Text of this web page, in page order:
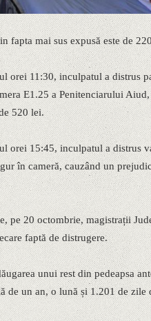
fapta mai sus expusă este de
orei 11:30, inculpatul a distrus
E1.25 a Penitenciarului
520 lei.
orei 15:45, inculpatul a distrus
în cameră, cauzând un
pe 20 octombrie, magistrații
faptă de distrugere.
unui rest din pedeapsa
de un an, o lună și 1.201 de